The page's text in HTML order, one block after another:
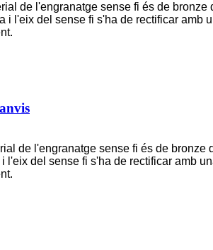
de l'engranatge sense fi és de bronze
l'eix del sense fi s'ha de rectificar amb
de l'engranatge sense fi és de bronze
del sense fi s'ha de rectificar amb